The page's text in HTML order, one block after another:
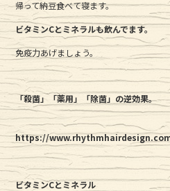
帰って納豆食べて寝ます。
ビタミンCとミネラルも飲んでます。
免疫力あげましょう。
「殺菌」「薬用」「除菌」の逆効果。
https://
ビタミンCとミネラル